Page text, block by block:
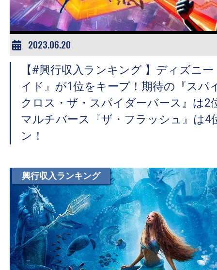
2023.06.20
【#興行収入ランキング 】ディズニ
イド』が1位をキープ！期待の『スパ
クロス・ザ・スパイダーバース』は2
マルチバース『ザ・フラッシュ』は4
ン！
興行収入ランキング